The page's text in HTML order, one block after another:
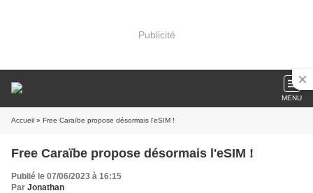
Publicité
MENU
Accueil » Free Caraïbe propose désormais l'eSIM !
Free Caraïbe propose désormais l'eSIM !
Publié le 07/06/2023 à 16:15
Par Jonathan